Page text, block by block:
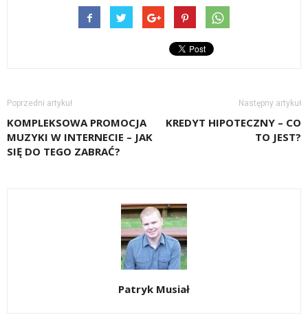
Poprzedni artykuł
KOMPLEKSOWA PROMOCJA
MUZYKI W INTERNECIE – JAK
SIĘ DO TEGO ZABRAĆ?
Następny artykuł
KREDYT HIPOTECZNY – CO
TO JEST?
Patryk Musiał